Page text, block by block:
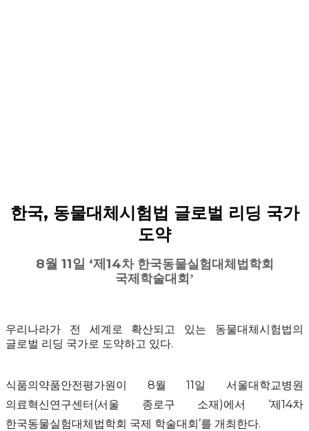
한국, 동물대체시험법 글로벌 리딩 국가
도약
8월 11일 ‘제 14차 한국동물실험대체법학회
국제학술대회’
우리나라가 전 세계로 확산되고 있는 동물대체시험법의
글로벌 리딩 국가로 도약하고 있다.
식품의약품안전평가원이 8월 11일 서울대학교병원
의료혁신연구센터(서울 종로구 소재)에서 ‘제14차
한국동물실험대체법학회 국제 학술대회’를 개최한다.